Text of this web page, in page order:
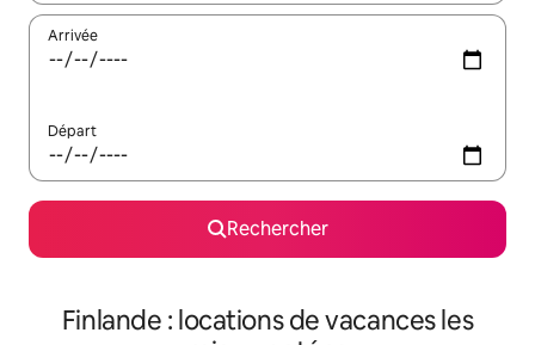
Arrivée
Départ
Rechercher
Finlande : locations de vacances les